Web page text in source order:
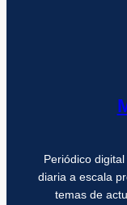
Periódico
diaria a escala
temas de